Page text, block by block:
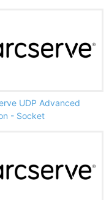
UDP Advanced
- Socket